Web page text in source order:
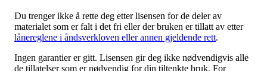
Du trenger ikke å rette deg etter lisensen for de deler av
materialet som er falt i det fri eller der bruken er tillatt av etter
lånereglene i åndsverkloven eller annen gjeldende rett.
Ingen garantier er gitt. Lisensen gir deg ikke nødvendigvis alle
de tillatelser som er nødvendig for din tiltenkte bruk. For